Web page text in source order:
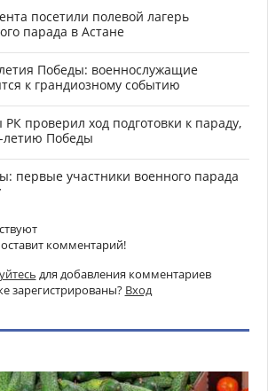
посетили полевой лагерь
парада в Астане
Победы: военнослужащие
к грандиозному событию
проверил ход подготовки к параду,
летию Победы
первые участники военного парада
комментарий!
для добавления комментариев
зарегистрированы? Вход